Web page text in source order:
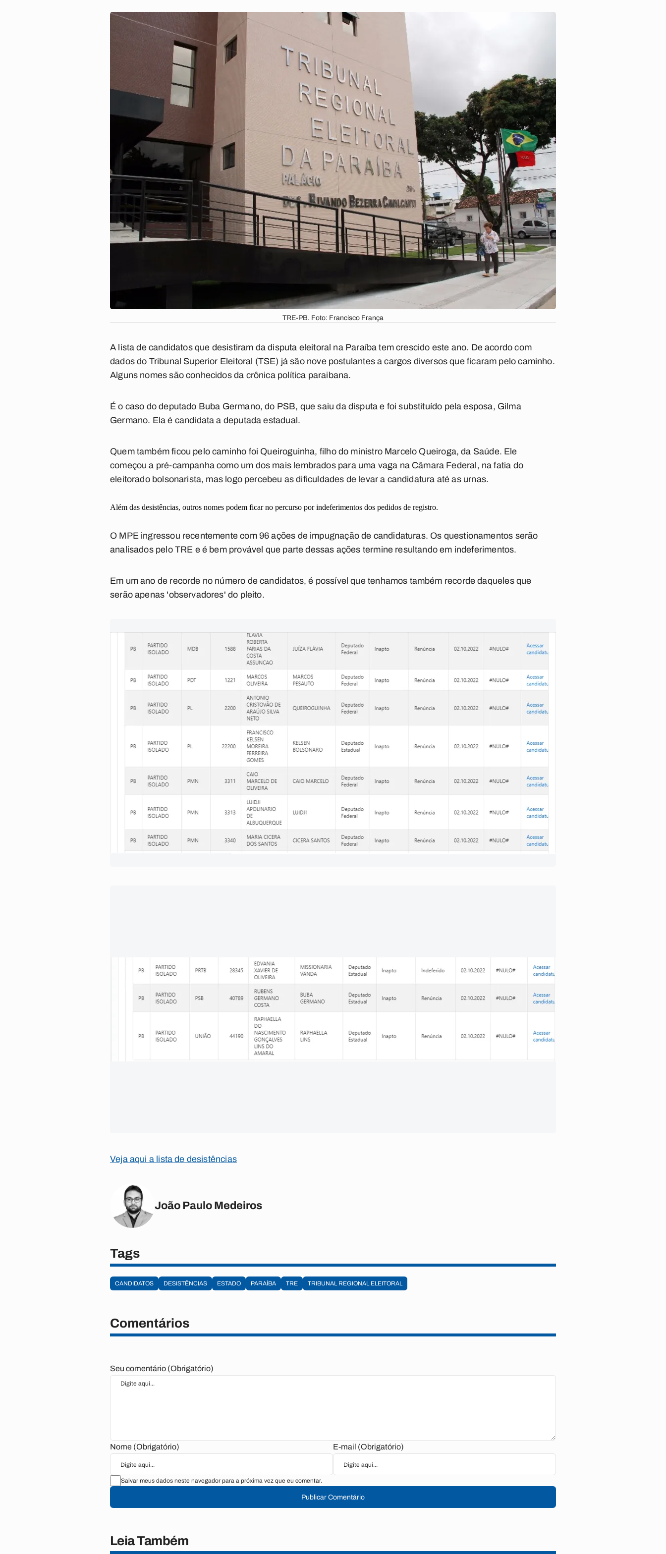
TRE-PB. Foto: Francisco França
A lista de candidatos que desistiram da disputa eleitoral na Paraíba tem crescido este ano. De acordo com
dados do Tribunal Superior Eleitoral (TSE) já são nove postulantes a cargos diversos que ficaram pelo caminho.
Alguns nomes são conhecidos da crônica política paraibana.
É o caso do deputado Buba Germano, do PSB, que saiu da disputa e foi substituído pela esposa, Gilma
Germano. Ela é candidata a deputada estadual.
Quem também ficou pelo caminho foi Queiroguinha, filho do ministro Marcelo Queiroga, da Saúde. Ele
começou a pré-campanha como um dos mais lembrados para uma vaga na Câmara Federal, na fatia do
eleitorado bolsonarista, mas logo percebeu as dificuldades de levar a candidatura até as urnas.
Além das desistências, outros nomes podem ficar no percurso por indeferimentos dos pedidos de registro.
O MPE ingressou recentemente com 96 ações de impugnação de candidaturas. Os questionamentos serão
analisados pelo TRE e é bem provável que parte dessas ações termine resultando em indeferimentos.
Em um ano de recorde no número de candidatos, é possível que tenhamos também recorde daqueles que
serão apenas 'observadores' do pleito.
Veja aqui a lista de desistências
João Paulo Medeiros
Tags
CANDIDATOS DESISTÊNCIAS ESTADO PARAÍBA TRE TRIBUNAL REGIONAL ELEITORAL
Comentários
Seu comentário (Obrigatório)
Nome (Obrigatório) E-mail (Obrigatório)
Salvar meus dados neste navegador para a próxima vez que eu comentar.
Publicar Comentário
Leia Também